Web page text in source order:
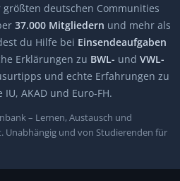
deutschen Communities
37.000 Mitgliedern und mehr als
du Hilfe bei Einsendeaufgaben
Erklärungen zu BWL- und VWL-
und echte Erfahrungen zu
IU, AKAD und Euro-FH.
– Lernen, Austausch und
Unabhängig und von Studierenden für